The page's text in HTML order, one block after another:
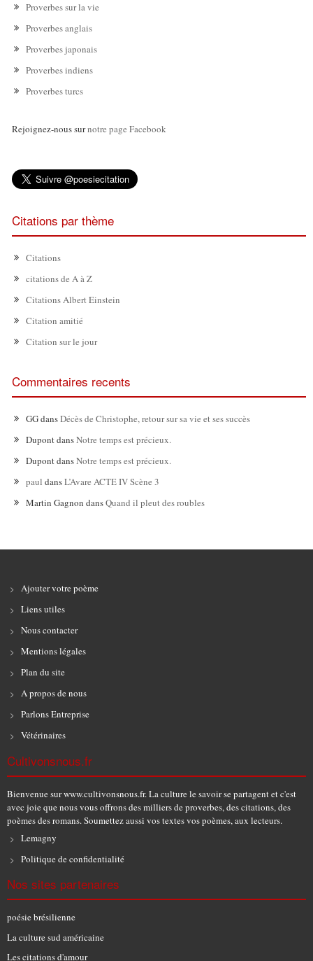
Proverbes sur la vie
Proverbes anglais
Proverbes japonais
Proverbes indiens
Proverbes turcs
Rejoignez-nous surnotre page Facebook
Citations par thème
Citations
citations de A à Z
Citations Albert Einstein
Citation amitié
Citation sur le jour
Commentaires recents
GGdansDécès de Christophe, retour sur sa vie et ses succès
DupontdansNotre temps est précieux.
DupontdansNotre temps est précieux.
paul dansL’Avare ACTE IV Scène 3
Martin Gagnon dansQuand il pleut des roubles
Ajouter votre poème
Liens utiles
Nous contacter
Mentions légales
Plan du site
A propos de nous
Parlons Entreprise
Vétérinaires
Cultivonsnous.fr
Bienvenue sur www.cultivonsnous.fr. La culture le savoir se partagent et c'est
avec joie que nous vous offrons des milliers de proverbes, des citations, des
poèmes des romans. Soumettez aussi vos textes vos poèmes, aux lecteurs.
Lemagny
Politique de confidentialité
Nos sites partenaires
poésie brésilienne
La culture sud américaine
Les citations d'amour